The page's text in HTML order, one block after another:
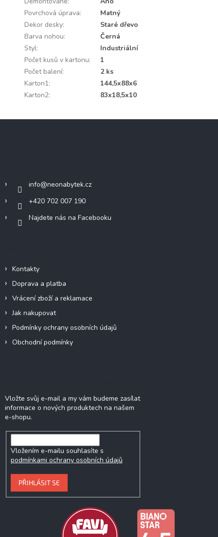
Povrchová úprava:
Matný
Dekor desky:
Staré dřevo
Barva nohou:
Černá
Styl:
Industriální
Počet kusů v kartonu:
1
Počet balení:
2 ks
Karton1:
144,5x88x6
Karton2: 83x18,5x10
info@neonabytek.cz
+420 702 007 190
Najdete nás na Facebooku
Kontakty
Doprava a platba
Vrácení zboží a reklamace
Jak nakupovat
Podmínky ochrany osobních údajů
Obchodní podmínky
Vložte svůj e-mail a my vám budeme zasílat
informace o nových produktech na našem
e-shopu.
Vložením e-mailu souhlasíte s
podmínkami ochrany osobních údajů
PŘIHLÁSIT SE